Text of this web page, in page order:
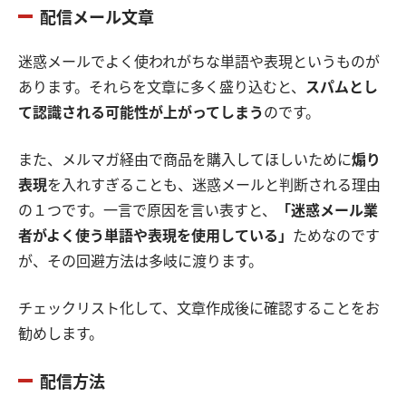
配信メール文章
迷惑メールでよく使われがちな単語や表現というものが
あります。それらを文章に多く盛り込むと、
スパムとし
て認識される可能性が上がってしまうのです。
また、メルマガ経由で商品を購入してほしいために煽り
表現を入れすぎることも、迷惑メールと判断される理由
の１つです。一言で原因を言い表すと、
「迷惑メール業
者がよく使う単語や表現を使用している」 ためなのです
が、その回避方法は多岐に渡ります。
チェックリスト化して、文章作成後に確認することをお
勧めします。
配信方法